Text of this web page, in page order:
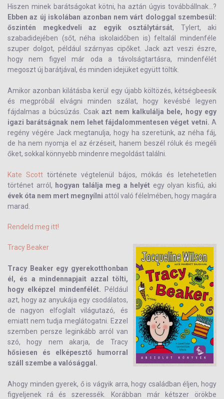
Hiszen minek barátságokat kötni, ha aztán úgyis továbbállnak...?
Ebben az új iskolában azonban nem várt dologgal szembesül:
őszintén megkedveli az egyik osztálytársát, Tylert, aki
szabadidejében (sőt, néha iskolaidőben is) feltalál mindenféle
szuper dolgot, például szárnyas cipőket. Jack azt veszi észre,
hogy nem figyel már oda a távolságtartásra, mindenfélét
megoszt új barátjával, és minden idejüket együtt töltik.
Amikor azonban kilátásba kerül egy újabb költözés, kétségbeesik
és megpróbál elvágni minden szálat, hogy kevésbé legyen
fájdalmas a búcsúzás. Csakazt nem kalkulálja bele, hogy egy
igazi barátságnak nem lehet fájdalommentesen véget vetni. A
regény végére Jack megtanulja, hogy ha szeretünk, az néha fáj,
de ha nem nyomja el az érzéseit, hanem beszél róluk és megéli
őket, sokkal könnyebb mindenre megoldást találni.
Kate Scott története végtelenül bájos, mókás és letehetetlen
történet arról, hogyan találja meg a helyét egy olyan kisfiú, aki
évek óta nem mert megnyílni attól való félelmében, hogy magára
marad.
Rendeld meg itt!
Tracy Beaker
Tracy Beaker egy gyerekotthonban
él, és a mindennapjait azzal tölti,
hogy elképzel mindenfélét.
Például
azt, hogy az anyukája egy csodálatos,
de nagyon elfoglalt világutazó, és
emiatt nem tudja meglátogatni. Ezzel
szemben persze leginkább arról van
szó, hogy nem akarja, de Tracy
hősiesen és elképesztő humorral
száll szembe a valósággal.
Ahogy minden gyerek, ő is vágyik arra, hogy családban éljen, hogy
figyeljenek rá és szeressék. Korábban már kétszer örökbe